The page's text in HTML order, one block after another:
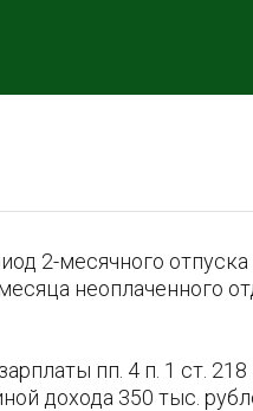
2-месячного отпуска
неоплаченного
пп. 4 п. 1 ст.
дохода 350 тыс.